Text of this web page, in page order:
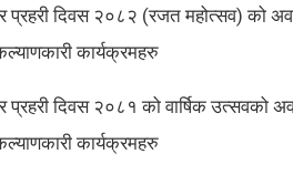
दिवस २०८२ (रजत महोत्सव) को
कार्यक्रमहरु
दिवस २०८१ को वार्षिक उत्सवको
कार्यक्रमहरु